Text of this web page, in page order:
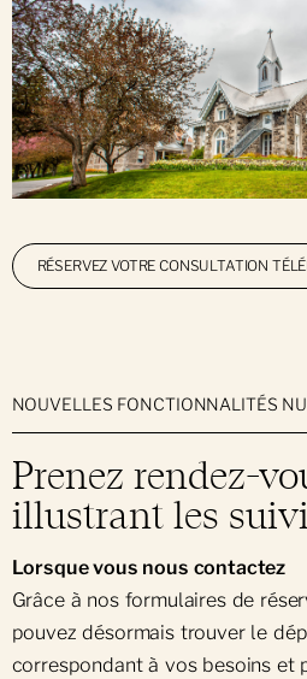
RÉSERVEZ VOTRE CONSULTATION
NOUVELLES FONCTIONNALITÉS
Prenez rendez-
illustrant les
Lorsque vous nous contactez
Grâce à nos formulaires de
pouvez désormais trouver le
correspondant à vos besoins et